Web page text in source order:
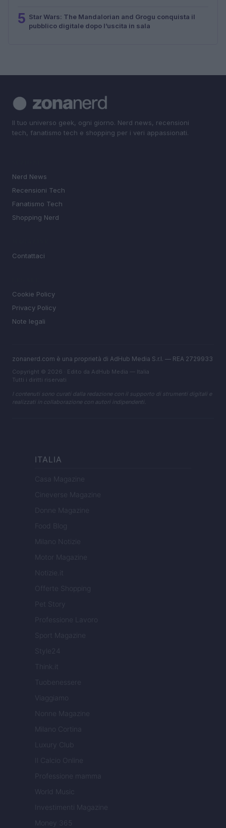
5 Star Wars: The Mandalorian and Grogu conquista il
pubblico digitale dopo l’uscita in sala
Il tuo universo geek, ogni giorno. Nerd news, recensioni
tech, fanatismo tech e shopping per i veri appassionati.
Nerd News
Recensioni Tech
Fanatismo Tech
Shopping Nerd
Contattaci
Cookie Policy
Privacy Policy
Note legali
zonanerd.com è una proprietà di AdHub Media S.r.l. — REA 2729933
Copyright © 2026 · Edito da AdHub Media — Italia
Tutti i diritti riservati
I contenuti sono curati dalla redazione con il supporto di strumenti digitali e
realizzati in collaborazione con autori indipendenti.
ITALIA
Casa Magazine
Cineverse Magazine
Donne Magazine
Food Blog
Milano Notizie
Motor Magazine
Notizie.it
Offerte Shopping
Pet Story
Professione Lavoro
Sport Magazine
Style24
Think.it
Tuobenessere
Viaggiamo
Nonne Magazine
Milano Cortina
Luxury Club
Il Calcio Online
Professione mamma
World Music
Investimenti Magazine
Money 365